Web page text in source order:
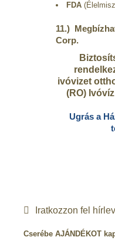
FDA
11.)
Corp.
ivóvizet
(RO)
Ugrás a
Iratkozzon fel
Cserébe AJÁNDÉKOT